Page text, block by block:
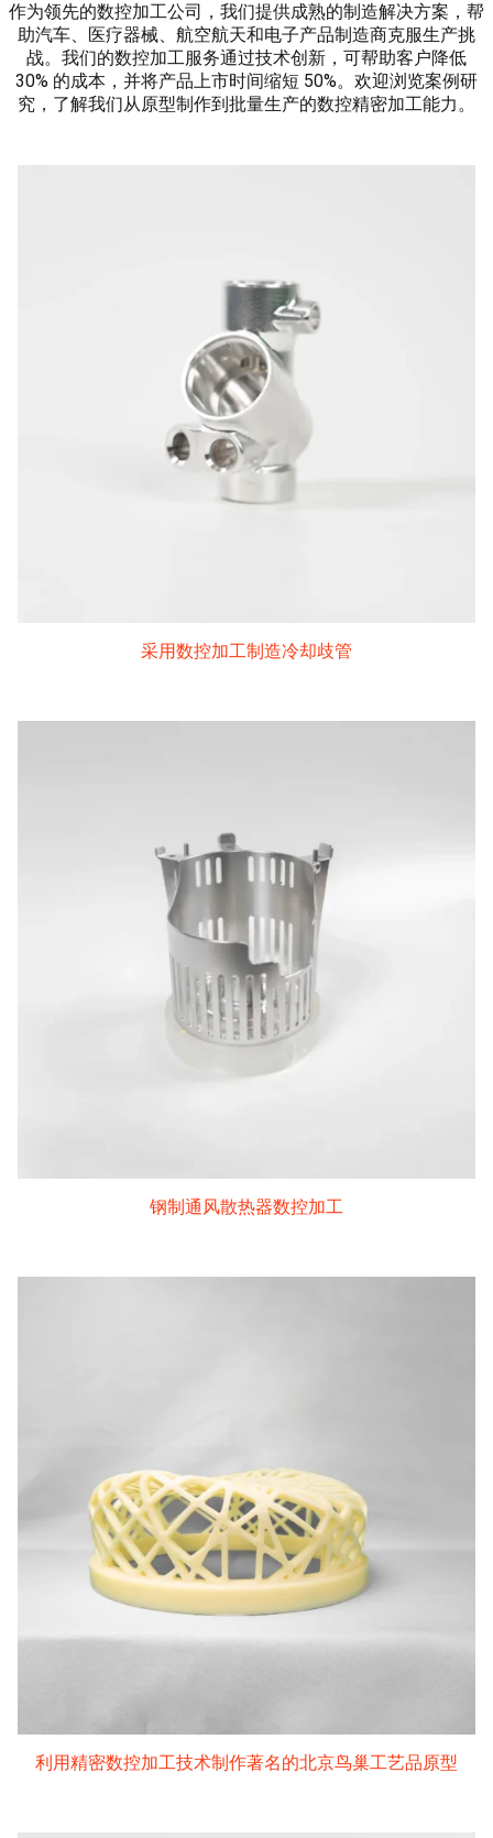
作为领先的数控加工公司，我们提供成熟的制造解决方案，帮
助汽车、医疗器械、航空航天和电子产品制造商克服生产挑
战。我们的数控加工服务通过技术创新，可帮助客户降低
30% 的成本，并将产品上市时间缩短 50%。欢迎浏览案例研
究，了解我们从原型制作到批量生产的数控精密加工能力。
采用数控加工制造冷却歧管
钢制通风散热器数控加工
利用精密数控加工技术制作著名的北京鸟巢工艺品原型